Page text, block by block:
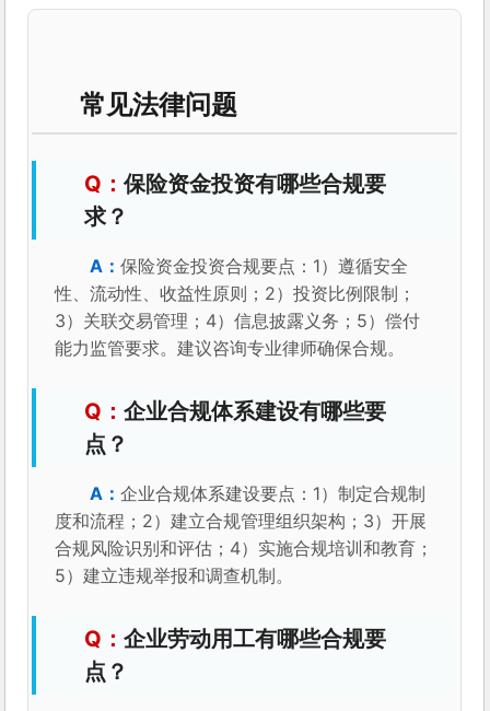
常见法律问题
保险资金投资有哪些合规要
求？
保险资金投资合规要点：1）遵循安全
性、流动性、收益性原则；2）投资比例限制；
3）关联交易管理；4）信息披露义务；5）偿付
能力监管要求。建议咨询专业律师确保合规。
企业合规体系建设有哪些要
点？
企业合规体系建设要点：1）制定合规制
度和流程；2）建立合规管理组织架构；3）开展
合规风险识别和评估；4）实施合规培训和教育；
5）建立违规举报和调查机制。
企业劳动用工有哪些合规要
点？